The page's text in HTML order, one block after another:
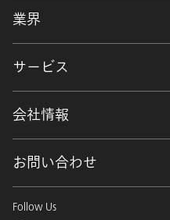
業界
サービス
会社情報
お問い合わせ
Follow Us